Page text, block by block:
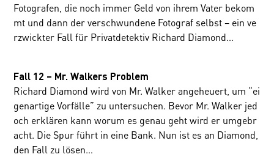
Fotografen, die noch immer Geld von ihrem Vater bekom
mt und dann der verschwundene Fotograf selbst – ein ve
rzwickter Fall für Privatdetektiv Richard Diamond…
Fall 12 – Mr. Walkers Problem
Richard Diamond wird von Mr. Walker angeheuert, um “ei
genartige Vorfälle” zu untersuchen. Bevor Mr. Walker jed
och erklären kann worum es genau geht wird er umgebr
acht. Die Spur führt in eine Bank. Nun ist es an Diamond,
den Fall zu lösen…